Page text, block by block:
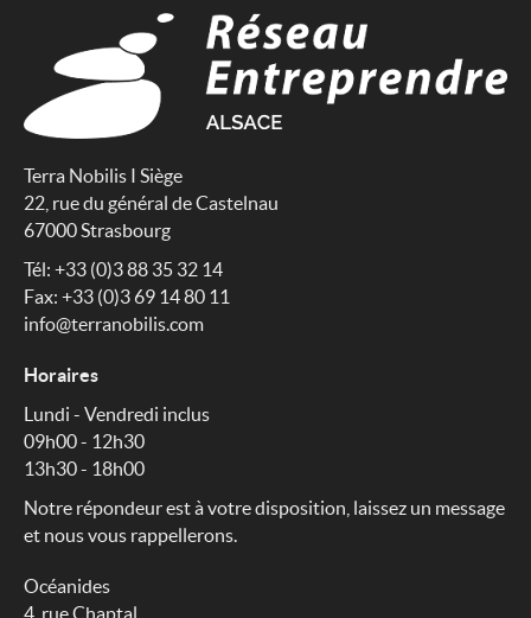
Terra Nobilis I Siège
22, rue du général de Castelnau
67000 Strasbourg
Tél: +33 (0)3 88 35 32 14
Fax: +33 (0)3 69 14 80 11
info@terranobilis.com
Horaires
Lundi - Vendredi inclus
09h00 - 12h30
13h30 - 18h00
Notre répondeur est à votre disposition, laissez un message
et nous vous rappellerons.
Océanides
4, rue Chaptal